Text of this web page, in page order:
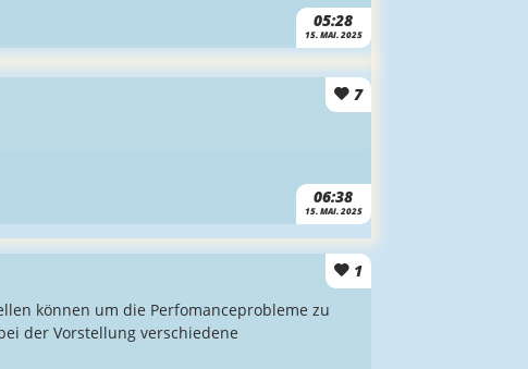
05:28
15. MAI. 2025
7
06:38
15. MAI. 2025
1
können um die Perfomanceprobleme zu
der Vorstellung verschiedene